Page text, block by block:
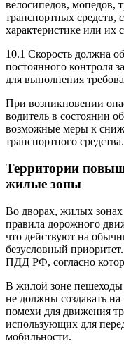
велосипедов, мопедов,
транспортных средств,
характеристике или их
10.1 Скорость должна
постоянного контроля
для выполнения
При возникновении
водитель в состоянии
возможные меры к
транспортного средства.
Территории
жилые зоны
Во дворах, жилых
правила дорожного
что действуют на
безусловный
ПДД РФ, согласно
В жилой зоне
не должны создавать
помехи для движения
использующих для
мобильности.